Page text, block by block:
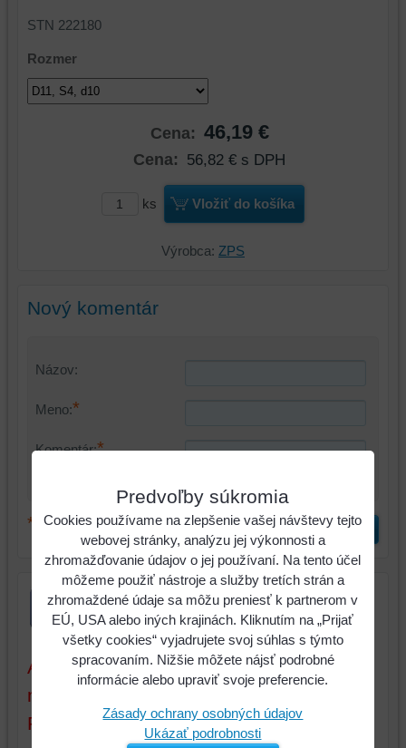
STN 222180
Rozmer
Cena: 46,19 €
Cena: 56,82 € s DPH
ks Vložiť do košíka
Výrobca: ZPS
Nový komentár
Názov:
Meno:*
Komentár:*
* (Povinné) Odoslať
Aktuálne ceny sú platné iba pri tovare a
množstve, ktoré máme na sklade.
Pokiaľ objednáte tovar (alebo
Predvoľby súkromia
Cookies používame na zlepšenie vašej návštevy tejto
webovej stránky, analýzu jej výkonnosti a
zhromažďovanie údajov o jej používaní. Na tento účel
môžeme použiť nástroje a služby tretích strán a
zhromaždené údaje sa môžu preniesť k partnerom v
EÚ, USA alebo iných krajinách. Kliknutím na „Prijať
všetky cookies“ vyjadrujete svoj súhlas s týmto
spracovaním. Nižšie môžete nájsť podrobné
informácie alebo upraviť svoje preferencie.
Zásady ochrany osobných údajov
Ukázať podrobnosti